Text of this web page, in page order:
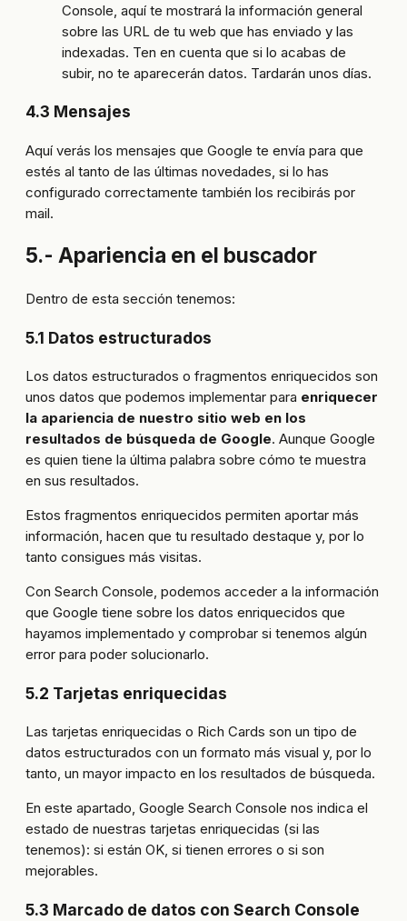
Console, aquí te mostrará la información general
sobre las URL de tu web que has enviado y las
indexadas. Ten en cuenta que si lo acabas de
subir, no te aparecerán datos. Tardarán unos días.
4.3 Mensajes
Aquí verás los mensajes que Google te envía para que
estés al tanto de las últimas novedades, si lo has
configurado correctamente también los recibirás por
mail.
5.- Apariencia en el buscador
Dentro de esta sección tenemos:
5.1 Datos estructurados
Los datos estructurados o fragmentos enriquecidos son
unos datos que podemos implementar para enriquecer
la apariencia de nuestro sitio web en los
resultados de búsqueda de Google. Aunque Google
es quien tiene la última palabra sobre cómo te muestra
en sus resultados.
Estos fragmentos enriquecidos permiten aportar más
información, hacen que tu resultado destaque y, por lo
tanto consigues más visitas.
Con Search Console, podemos acceder a la información
que Google tiene sobre los datos enriquecidos que
hayamos implementado y comprobar si tenemos algún
error para poder solucionarlo.
5.2 Tarjetas enriquecidas
Las tarjetas enriquecidas o Rich Cards son un tipo de
datos estructurados con un formato más visual y, por lo
tanto, un mayor impacto en los resultados de búsqueda.
En este apartado, Google Search Console nos indica el
estado de nuestras tarjetas enriquecidas (si las
tenemos): si están OK, si tienen errores o si son
mejorables.
5.3 Marcado de datos con Search Console